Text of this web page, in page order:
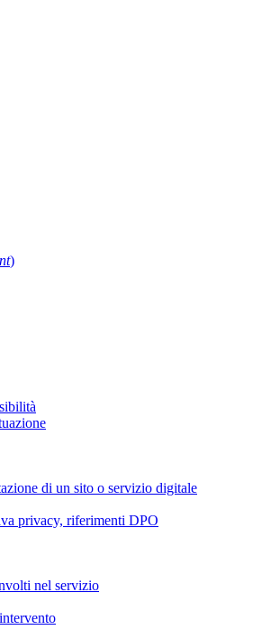
)
di un sito o servizio digitale
privacy, riferimenti DPO
nel servizio